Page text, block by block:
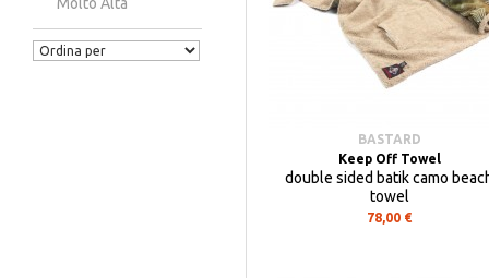
BASTARD
Keep Off Towel
double sided batik camo
towel
78,00 €